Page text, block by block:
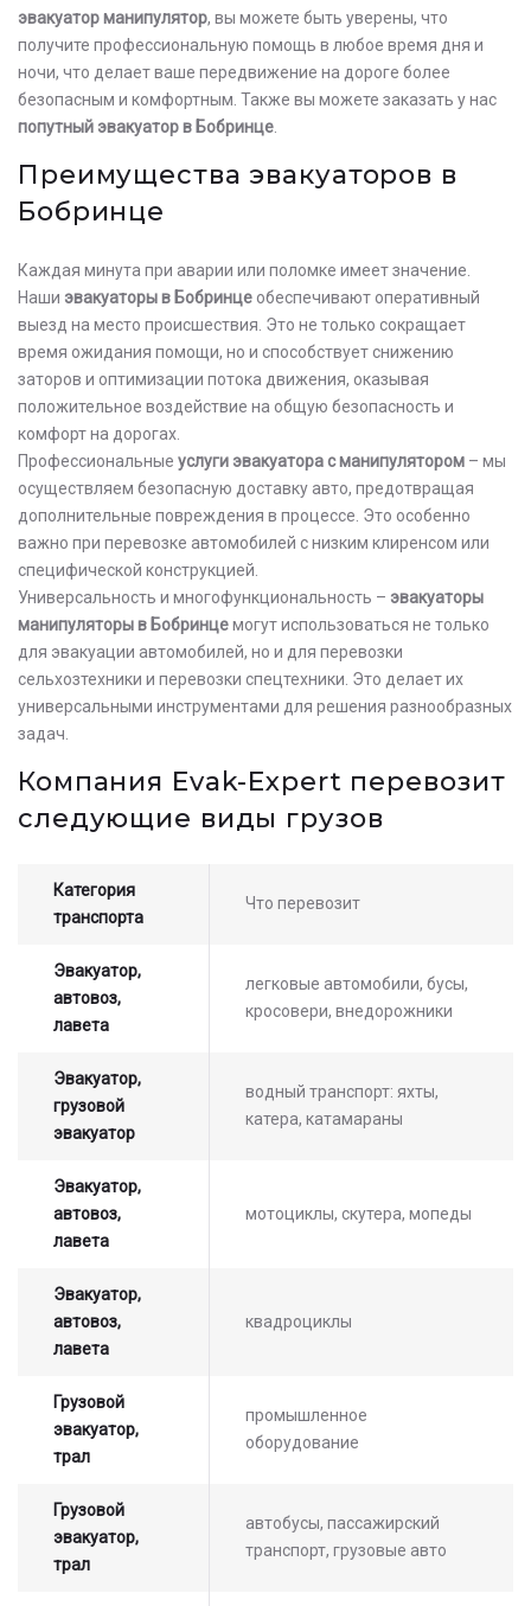
эвакуатор манипулятор, вы можете быть уверены, что
получите профессиональную помощь в любое время дня и
ночи, что делает ваше передвижение на дороге более
безопасным и комфортным. Также вы можете заказать у нас
попутный эвакуатор в Бобринце
Преимущества эвакуаторов в
Бобринце
Каждая минута при аварии или поломке имеет значение.
Наши эвакуаторы в Бобринце обеспечивают оперативный
выезд на место происшествия. Это не только сокращает
время ожидания помощи, но и способствует снижению
заторов и оптимизации потока движения, оказывая
положительное воздействие на общую безопасность и
комфорт на дорогах.
Профессиональные услуги эвакуатора с манипулятором – мы
осуществляем безопасную доставку авто, предотвращая
дополнительные повреждения в процессе. Это особенно
важно при перевозке автомобилей с низким клиренсом или
специфической конструкцией.
Универсальность и многофункциональность – эвакуаторы
манипуляторы в Бобринцемогут использоваться не только
для эвакуации автомобилей, но и для перевозки
сельхозтехники и перевозки спецтехники. Это делает их
универсальными инструментами для решения разнообразных
задач.
Компания Evak-Expert перевозит
следующие виды грузов
Категория
транспорта
Что перевозит
Эвакуатор,
автовоз,
лавета
легковые автомобили, бусы,
кросовери, внедорожники
Эвакуатор,
грузовой
эвакуатор
водный транспорт: яхты,
катера, катамараны
Эвакуатор,
автовоз,
лавета
мотоциклы, скутера, мопеды
Эвакуатор,
автовоз,
лавета
квадроциклы
Грузовой
эвакуатор,
трал
промышленное
оборудование
Грузовой
эвакуатор,
трал
автобусы, пассажирский
транспорт, грузовые авто